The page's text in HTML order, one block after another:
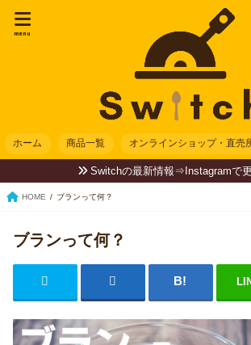
menu
ホーム 商品一覧 オンラインショップ・直売
Switchの最新情報⇒Instagramで更
HOME ブランって何？
ブランって何？